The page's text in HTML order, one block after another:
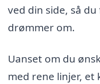
ved din side, så
drømmer om.
Uanset om du
med rene linjer, et